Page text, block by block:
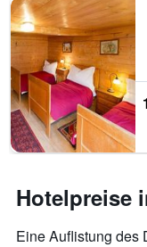
Hotelpreise
Eine Auflistung des